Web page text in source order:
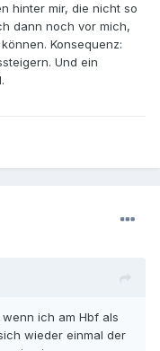
hinter mir, die nicht so
dann noch vor mich,
Konsequenz:
Und ein
ich am Hbf als
wieder einmal der